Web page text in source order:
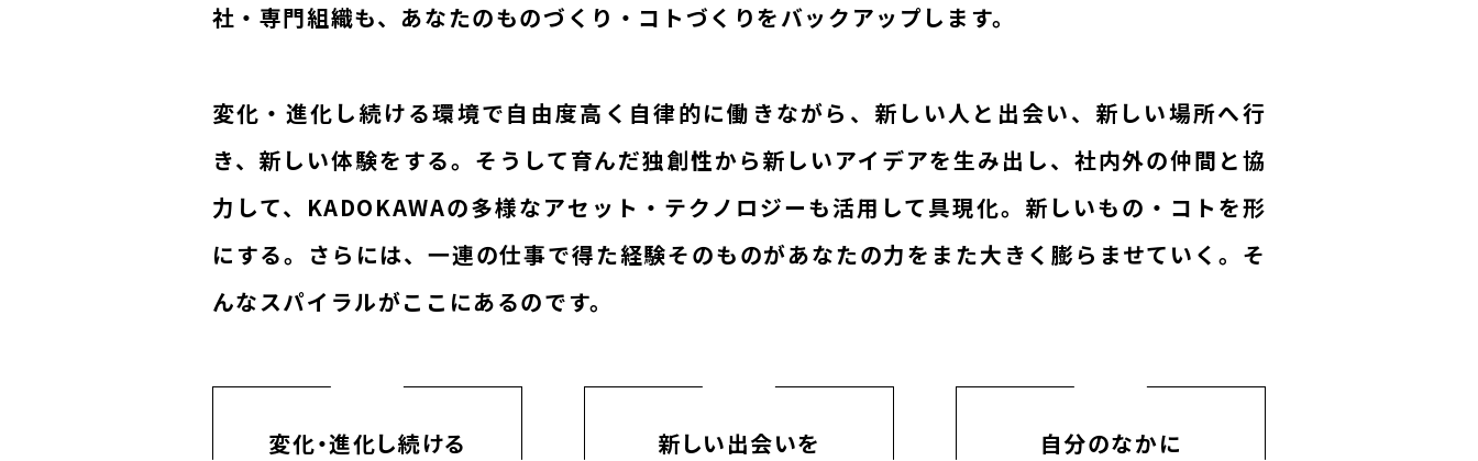
社・専門組織も、あなたのものづくり・コトづくりをバックアップします。
変化・進化し続ける環境で自由度高く自律的に働きながら、新しい人と出会い、新しい場所へ行
き、新しい体験をする。そうして育んだ独創性から新しいアイデアを生み出し、社内外の仲間と協
力して、KADOKAWAの多様なアセット・テクノロジーも活用して具現化。新しいもの・コトを形
にする。さらには、一連の仕事で得た経験そのものがあなたの力をまた大きく膨らませていく。そ
んなスパイラルがここにあるのです。
変化・進化し続ける
新しい出会いを
自分のなかに